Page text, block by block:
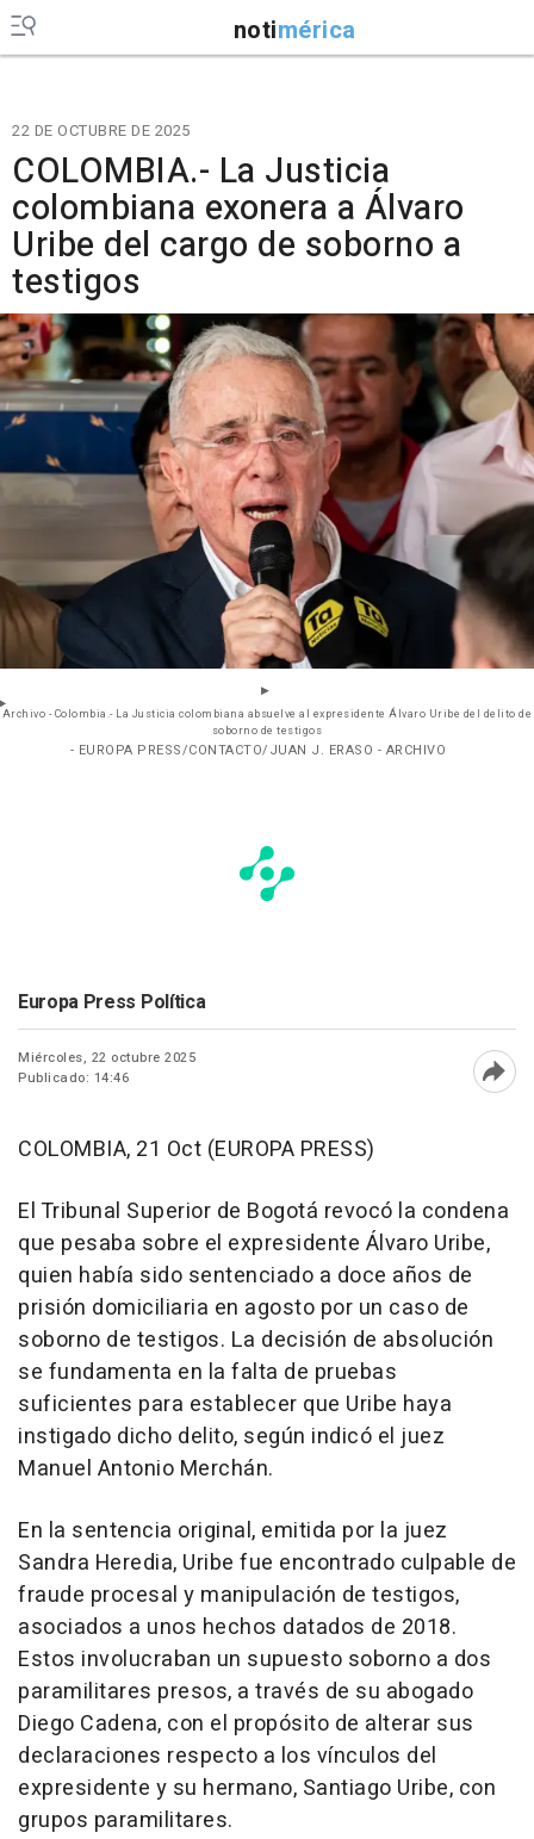
notimérica
22 DE OCTUBRE DE 2025
COLOMBIA.- La Justicia
colombiana exonera a Álvaro
Uribe del cargo de soborno a
testigos
Archivo - Colombia.- La Justicia colombiana absuelve al expresidente Álvaro Uribe del delito de
soborno de testigos
- EUROPA PRESS/CONTACTO/JUAN J. ERASO - ARCHIVO
Europa Press Política
Miércoles, 22 octubre 2025
Publicado: 14:46
COLOMBIA, 21 Oct (EUROPA PRESS)
El Tribunal Superior de Bogotá revocó la condena
que pesaba sobre el expresidente Álvaro Uribe,
quien había sido sentenciado a doce años de
prisión domiciliaria en agosto por un caso de
soborno de testigos. La decisión de absolución
se fundamenta en la falta de pruebas
suficientes para establecer que Uribe haya
instigado dicho delito, según indicó el juez
Manuel Antonio Merchán.
En la sentencia original, emitida por la juez
Sandra Heredia, Uribe fue encontrado culpable de
fraude procesal y manipulación de testigos,
asociados a unos hechos datados de 2018.
Estos involucraban un supuesto soborno a dos
paramilitares presos, a través de su abogado
Diego Cadena, con el propósito de alterar sus
declaraciones respecto a los vínculos del
expresidente y su hermano, Santiago Uribe, con
grupos paramilitares.